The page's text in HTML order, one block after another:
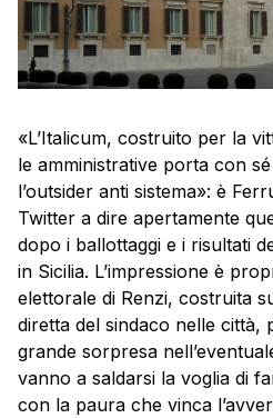
«L’Italicum, costruito per la
le amministrative porta con
l’outsider anti sistema»: è
Twitter a dire apertamente
dopo i ballottaggi e i risultati
in Sicilia. L’impressione è
elettorale di Renzi, costruita
diretta del sindaco nelle
grande sorpresa
vanno a saldarsi la voglia di
con la paura che vinca